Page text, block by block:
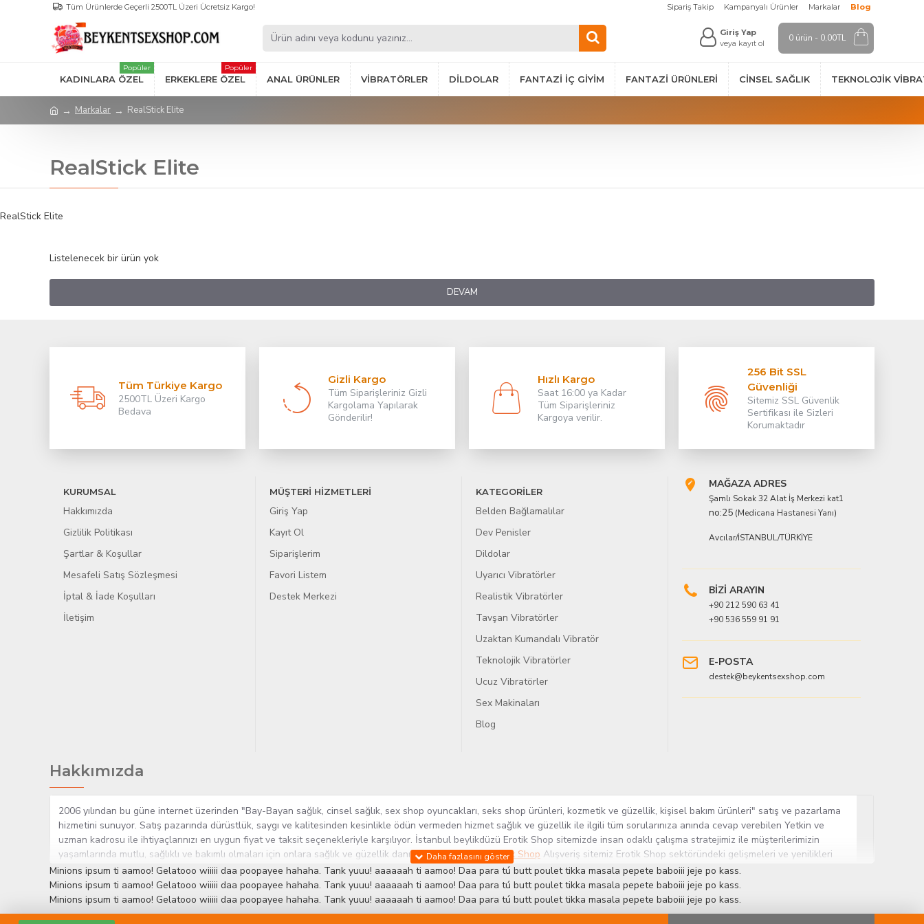
Tüm Ürünlerde Geçerli 2500TL Üzeri Ücretsiz Kargo! Sipariş Takip Kampanyalı Ürünler Markalar Blog
Giriş Yap
veya kayıt ol
0 ürün - 0,00TL
KADINLARA ÖZEL
Popüler
ERKEKLERE ÖZEL
Popüler
ANAL ÜRÜNLER VIBRATÖRLER DILDOLAR FANTAZI İÇ GIYIM FANTAZI ÜRÜNLERI CINSEL SAĞLIK TEKNOLOJIK
Markalar RealStick Elite
RealStick Elite
RealStick Elite
Listelenecek bir ürün yok
DEVAM
Tüm Türkiye Kargo
2500TL Üzeri Kargo
Bedava
Gizli Kargo
Tüm Siparişleriniz Gizli
Kargolama Yapılarak
Gönderilir!
Hızlı Kargo
Saat 16:00 ya Kadar
Tüm Siparişleriniz
Kargoya verilir.
256 Bit SSL
Güvenliği
Sitemiz SSL Güvenlik
Sertifikası ile Sizleri
Korumaktadır
KURUMSAL
Hakkımızda
Gizlilik Politikası
Şartlar & Koşullar
Mesafeli Satış Sözleşmesi
İptal & İade Koşulları
İletişim
MÜŞTERİ HİZMETLERİ
Giriş Yap
Kayıt Ol
Siparişlerim
Favori Listem
Destek Merkezi
KATEGORİLER
Belden Bağlamalılar
Dev Penisler
Dildolar
Uyarıcı Vibratörler
Realistik Vibratörler
Tavşan Vibratörler
Uzaktan Kumandalı Vibratör
Teknolojik Vibratörler
Ucuz Vibratörler
Sex Makinaları
Blog
MAĞAZA ADRES
Şamlı Sokak 32 Alat İş Merkezi kat1
no:25 (Medicana Hastanesi Yanı)
Avcılar/İSTANBUL/TÜRKİYE
BİZİ ARAYIN
+90 212 590 63 41
+90 536 559 91 91
E-POSTA
destek@beykentsexshop.com
Hakkımızda
2006 yılından bu güne internet üzerinden "Bay-Bayan sağlık, cinsel sağlık, sex shop oyuncakları, seks shop ürünleri, kozmetik ve güzellik, kişisel bakım ürünleri" satış ve pazarlama
hizmetini sunuyor. Satış pazarında dürüstlük, saygı ve kalitesinden kesinlikle ödün vermeden hizmet sağlık ve güzellik ile ilgili tüm sorularınıza anında cevap verebilen Yetkin ve
uzman kadrosu ile ihtiyaçlarınızı en uygun fiyat ve taksit seçenekleriyle karşılıyor. İstanbul beylikdüzü Erotik Shop sitemizde insan odaklı çalışma stratejimiz ile müşterilerimizin
yaşamlarında mutlu, sağlıklı ve bakımlı olmaları için onlara sağlık ve güzellik danışmanlığı sağlıyoruz.Sex Shop Alışveriş sitemiz Erotik Shop sektöründeki gelişmeleri ve yenilikleri
çok yakından takip etmesi, yaklaşık 5000'e yakın geniş ürün yelpazesi ile Türkiye'de bu sektörde kendi alanımızda en geniş ürün gurubuna sahip ender mağazalardan biri olması,
müşteri memnuniyetini her zaman ön planda tutan yaklaşımcı ve yenilikçi servislerin geliştirilmesi konusundaki becerileri ile kendisine Cinsel Ürün hayatında lider ve kalıcı bir yer
edinmiştir.
Minions ipsum ti aamoo! Gelatooo wiiiii daa poopayee hahaha. Tank yuuu! aaaaaah ti aamoo! Daa para tú butt poulet tikka masala pepete baboiii jeje po kass.
Minions ipsum ti aamoo! Gelatooo wiiiii daa poopayee hahaha. Tank yuuu! aaaaaah ti aamoo! Daa para tú butt poulet tikka masala pepete baboiii jeje po kass.
Minions ipsum ti aamoo! Gelatooo wiiiii daa poopayee hahaha. Tank yuuu! aaaaaah ti aamoo! Daa para tú butt poulet tikka masala pepete baboiii jeje po kass.